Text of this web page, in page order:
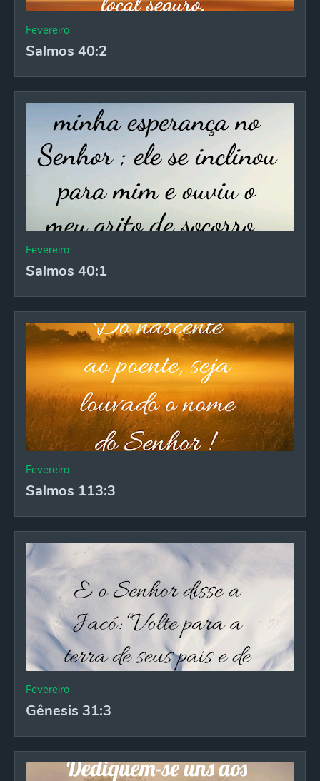
Fevereiro
Salmos 40:2
Fevereiro
Salmos 40:1
Fevereiro
Salmos 113:3
Fevereiro
Gênesis 31:3